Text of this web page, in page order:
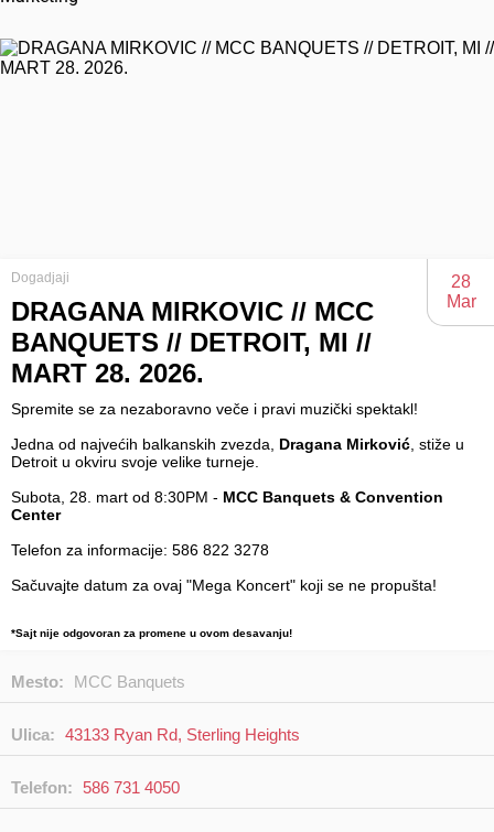
Dogadjaji
DRAGANA MIRKOVIC // MCC
BANQUETS // DETROIT, MI //
MART 28. 2026.
Spremite se za nezaboravno veče i pravi muzički spektakl!
Jedna od najvećih balkanskih zvezda, Dragana Mirković , stiže u
Detroit u okviru svoje velike turneje.
Subota, 28. mart od 8:30PM - MCC Banquets & Convention
Center
Telefon za informacije: 586 822 3278
Sačuvajte datum za ovaj "Mega Koncert" koji se ne propušta!
*Sajt nije odgovoran za promene u ovom desavanju!
28
Mar
Mesto: MCC Banquets
Ulica: 43133 Ryan Rd, Sterling Heights
Telefon: 586 731 4050